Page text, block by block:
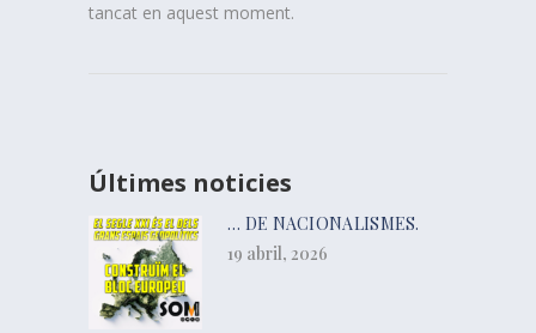
tancat en aquest moment.
Últimes noticies
… DE NACIONALISMES.
19 abril, 2026